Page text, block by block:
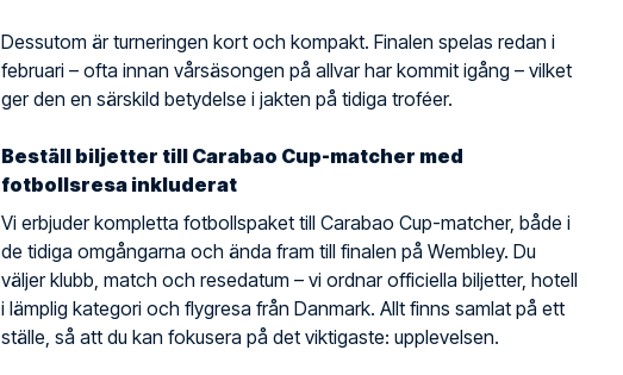
Dessutom är turneringen kort och kompakt. Finalen spelas redan i
februari – ofta innan vårsäsongen på allvar har kommit igång – vilket
ger den en särskild betydelse i jakten på tidiga troféer.
Beställ biljetter till Carabao Cup-matcher med
fotbollsresa inkluderat
Vi erbjuder kompletta fotbollspaket till Carabao Cup-matcher, både i
de tidiga omgångarna och ända fram till finalen på Wembley. Du
väljer klubb, match och resedatum – vi ordnar officiella biljetter, hotell
i lämplig kategori och flygresa från Danmark. Allt finns samlat på ett
ställe, så att du kan fokusera på det viktigaste: upplevelsen.